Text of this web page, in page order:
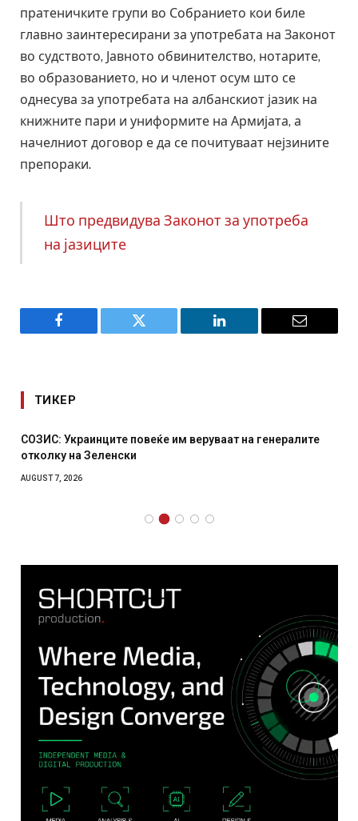
пратеничките групи во Собранието кои биле
главно заинтересирани за употребата на Законот
во судството, Јавното обвинителство, нотарите,
во образованието, но и членот осум што се
однесува за употребата на албанскиот јазик на
книжните пари и униформите на Армијата, а
начелниот договор е да се почитуваат нејзините
препораки.
Што предвидува Законот за употреба
на јазиците
Facebook Twitter LinkedIn Email
ТИКЕР
СОЗИС: Украинците повеќе им веруваат на генералите
отколку на Зеленски
AUGUST 7, 2026